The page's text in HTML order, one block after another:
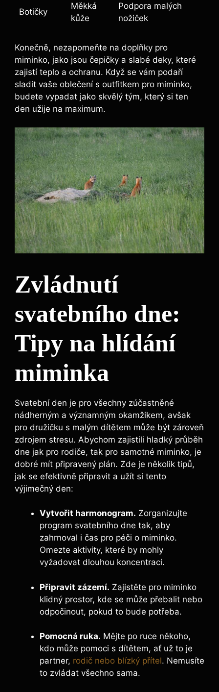
Botičky
Měkká
kůže
Podpora malých
nožiček
Konečně,‌ nezapomeňte na ⁣doplňky pro
miminko, ⁢jako jsou‍ čepičky‍ a slabé deky,‍ které
zajistí teplo a ochranu. Když se ​vám​ podaří
sladit vaše oblečení⁣ s outfitkem pro miminko,
budete vypadat jako skvělý ‌tým,⁤ který si‌ ten
den užije​ na maximum.
Zvládnutí​
svatebního ‌dne:
Tipy na hlídání
miminka
Svatební den⁣ je‍ pro všechny zúčastněné
⁤nádherným‍ a významným okamžikem, avšak
pro družičku‌ s malým dítětem může být zároveň
zdrojem stresu.⁣ Abychom ⁢zajistili hladký průběh
dne jak pro rodiče,⁢ tak pro ⁣samotné miminko, ‍je
dobré mít⁣ připravený plán. ‌Zde je několik tipů,
jak ​se efektivně připravit ⁤a užít si tento
‌výjimečný den:
Vytvořit harmonogram. Zorganizujte
program svatebního‍ dne⁢ tak, aby​
zahrnoval i čas pro péči o miminko.
Omezte aktivity, které ⁤by‍ mohly
vyžadovat ⁣dlouhou koncentraci.
Připravit zázemí. Zajistěte pro ‌miminko
⁢klidný prostor, kde⁤ se‍ může přebalit nebo
odpočinout, pokud to bude potřeba.
Pomocná ruka. Mějte po ⁢ruce někoho,
kdo může ⁢pomoci‌ s ⁤dítětem, ⁢ať už to ⁢je
partner, rodič nebo blízký přítel. Nemusíte
to zvládat ‍všechno sama.